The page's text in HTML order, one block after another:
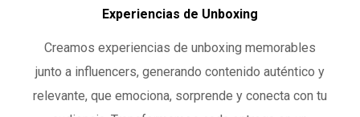
Experiencias de Unboxing
Creamos experiencias de unboxing memorables
junto a influencers, generando contenido auténtico y
relevante, que emociona, sorprende y conecta con tu